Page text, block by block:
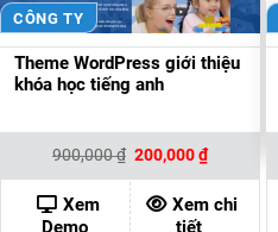
CÔNG TY
Theme WordPress giới thiệu
khóa học tiếng anh
900,000₫ Giá
gốc
là:
900,000 ₫.
200,000₫Giá
hiện
tại
là:
200,000 ₫.
Xem
Demo
Xem chi
tiết